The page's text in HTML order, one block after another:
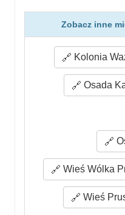
Zobacz inne
Kolonia
Osada
Wieś Wólka
Wieś